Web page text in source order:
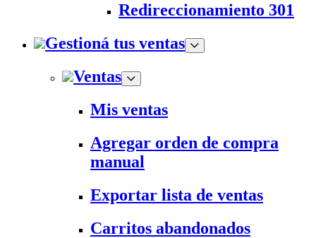
Redireccionamiento 301
Gestioná tus ventas
Ventas
Mis ventas
Agregar orden de compra
manual
Exportar lista de ventas
Carritos abandonados